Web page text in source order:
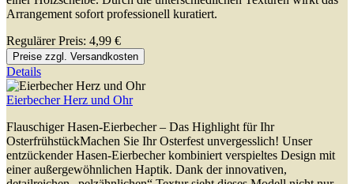
Arrangement sofort professionell kuratiert.
Regulärer Preis: 4,99 €
Preise zzgl. Versandkosten
Details
Eierbecher Herz und Ohr
Flauschiger Hasen-Eierbecher – Das Highlight für Ihr
OsterfrühstückMachen Sie Ihr Osterfest unvergesslich! Unser
entzückender Hasen-Eierbecher kombiniert verspieltes Design mit
einer außergewöhnlichen Haptik. Dank der innovativen,